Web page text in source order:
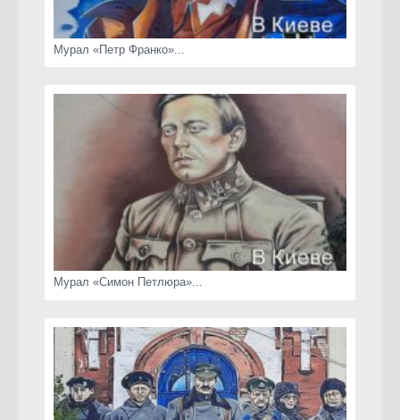
Мурал «Петр Франко»...
Мурал «Симон Петлюра»...